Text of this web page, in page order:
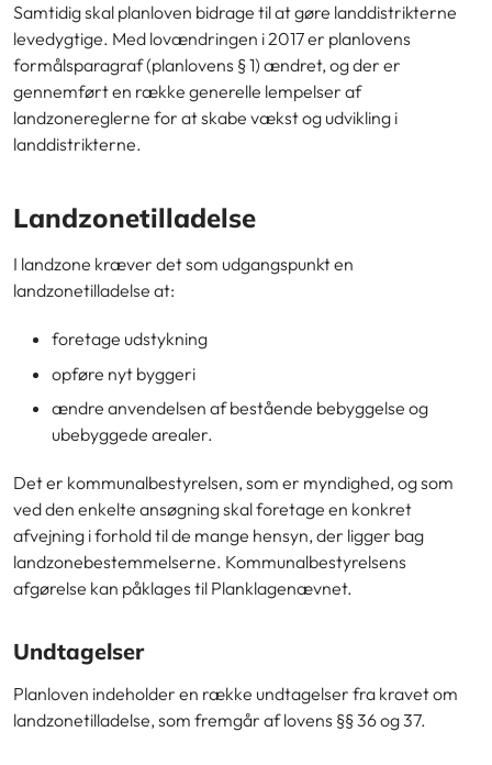
Samtidig skal planloven bidrage til at gøre landdistrikterne
levedygtige. Med lovændringen i 2017 er planlovens
formålsparagraf (planlovens § 1) ændret, og der er
gennemført en række generelle lempelser af
landzonereglerne for at skabe vækst og udvikling i
landdistrikterne.
Landzonetilladelse
I landzone kræver det som udgangspunkt en
landzonetilladelse at:
foretage udstykning
opføre nyt byggeri
ændre anvendelsen af bestående bebyggelse og
ubebyggede arealer.
Det er kommunalbestyrelsen, som er myndighed, og som
ved den enkelte ansøgning skal foretage en konkret
afvejning i forhold til de mange hensyn, der ligger bag
landzonebestemmelserne. Kommunalbestyrelsens
afgørelse kan påklages til Planklagenævnet.
Undtagelser
Planloven indeholder en række undtagelser fra kravet om
landzonetilladelse, som fremgår af lovens §§ 36 og 37.